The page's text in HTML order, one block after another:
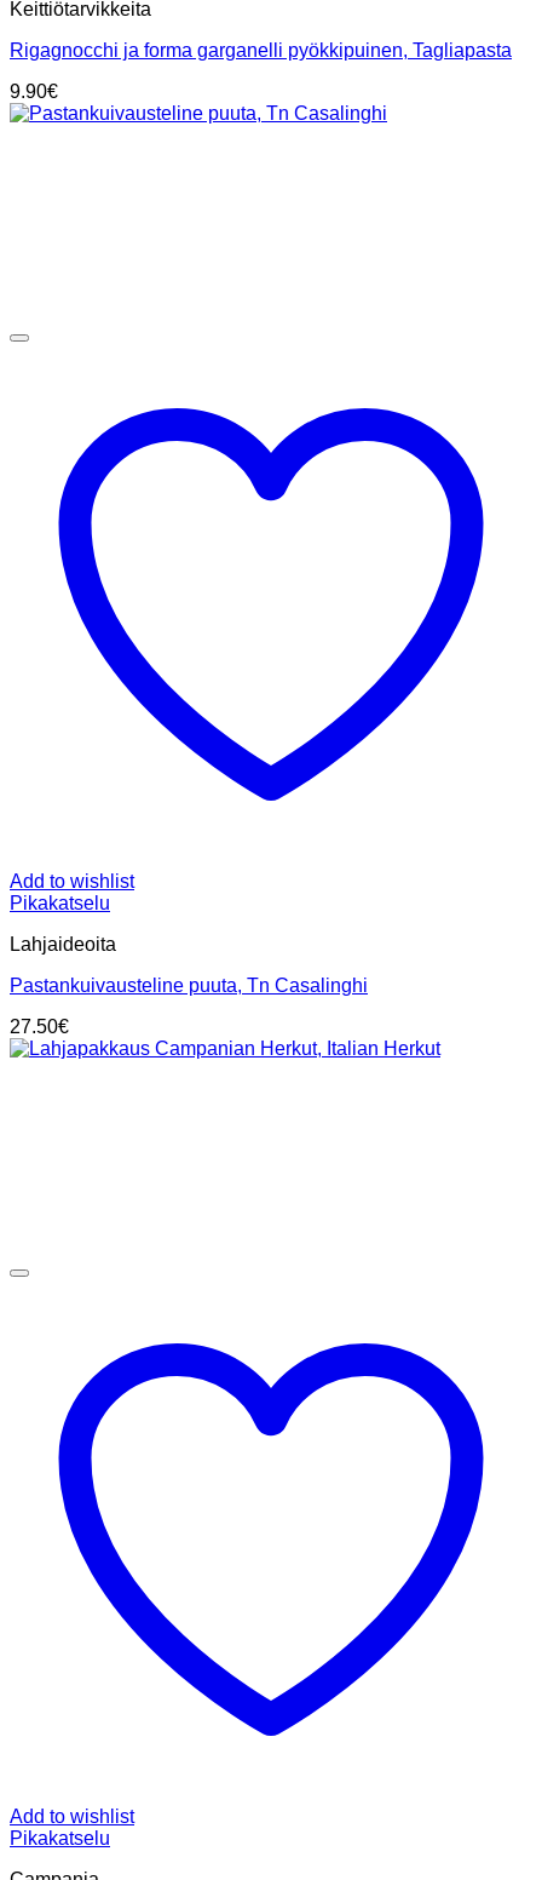
Keittiötarvikkeita
Rigagnocchi ja forma garganelli pyökkipuinen, Tagliapasta
9.90€
Add to wishlist
Pikakatselu
Lahjaideoita
Pastankuivausteline puuta, Tn Casalinghi
27.50€
Add to wishlist
Pikakatselu